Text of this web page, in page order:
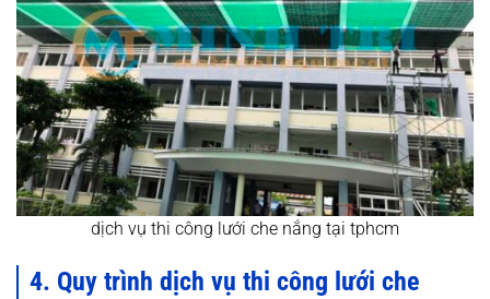
dịch vụ thi công lưới che nắng tại tphcm
4. Quy trình dịch vụ thi công lưới che